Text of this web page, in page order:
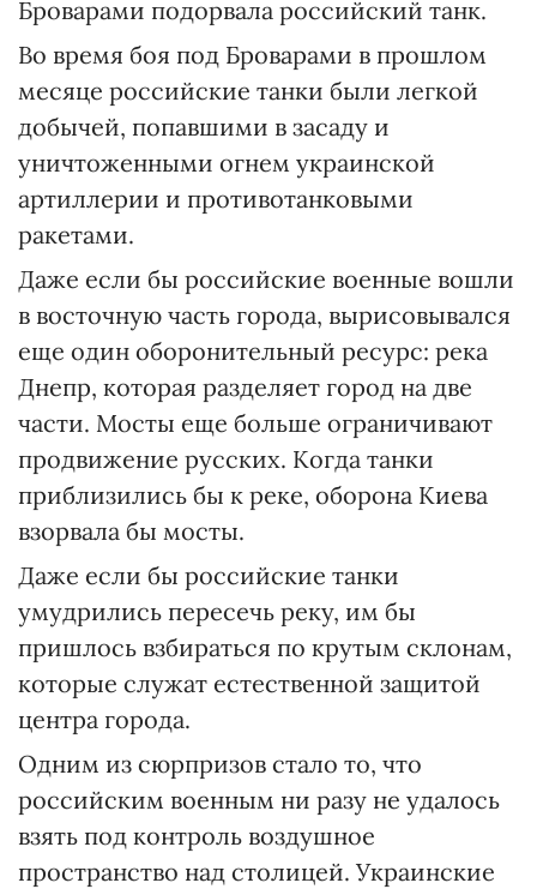
Броварами подорвала российский танк.
Во время боя под Броварами в прошлом
месяце российские танки были легкой
добычей, попавшими в засаду и
уничтоженными огнем украинской
артиллерии и противотанковыми
ракетами.
Даже если бы российские военные вошли
в восточную часть города, вырисовывался
еще один оборонительный ресурс: река
Днепр, которая разделяет город на две
части. Мосты еще больше ограничивают
продвижение русских. Когда танки
приблизились бы к реке, оборона Киева
взорвала бы мосты.
Даже если бы российские танки
умудрились пересечь реку, им бы
пришлось взбираться по крутым склонам,
которые служат естественной защитой
центра города.
Одним из сюрпризов стало то, что
российским военным ни разу не удалось
взять под контроль воздушное
пространство над столицей. Украинские